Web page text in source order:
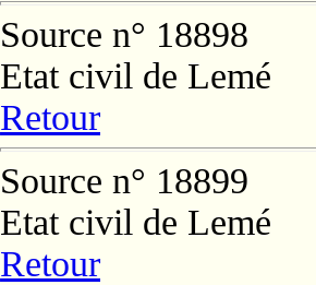
Source n° 18898
Etat civil de Lemé
Retour
Source n° 18899
Etat civil de Lemé
Retour